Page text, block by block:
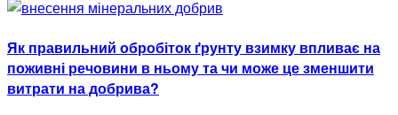
Як правильний обробіток ґрунту взимку впливає на
поживні речовини в ньому та чи може це зменшити
витрати на добрива?